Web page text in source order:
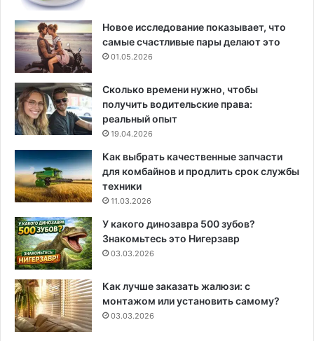
Новое исследование показывает, что
самые счастливые пары делают это
01.05.2026
Сколько времени нужно, чтобы
получить водительские права:
реальный опыт
19.04.2026
Как выбрать качественные запчасти
для комбайнов и продлить срок службы
техники
11.03.2026
У какого динозавра 500 зубов?
Знакомьтесь это Нигерзавр
03.03.2026
Как лучше заказать жалюзи: с
монтажом или установить самому?
03.03.2026